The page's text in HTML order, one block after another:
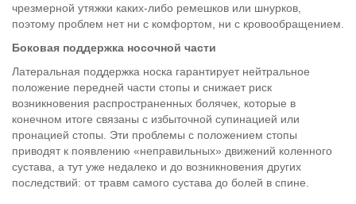
чрезмерной утяжки каких-либо ремешков или шнурков,
поэтому проблем нет ни с комфортом, ни с кровообращением.
Боковая поддержка носочной части
Латеральная поддержка носка гарантирует нейтральное
положение передней части стопы и снижает риск
возникновения распространенных болячек, которые в
конечном итоге связаны с избыточной супинацией или
пронацией стопы. Эти проблемы с положением стопы
приводят к появлению «неправильных» движений коленного
сустава, а тут уже недалеко и до возникновения других
последствий: от травм самого сустава до болей в спине.